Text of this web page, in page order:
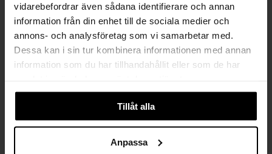
vidarebefordrar även sådana identifierare och annan
information från din enhet till de sociala medier och
annons- och analysföretag som vi samarbetar med.
Dessa kan i sin tur kombinera informationen med annan
information som du har tillhandahållit eller som de har
Tillåt alla
Anpassa
Håll dig uppdaterad
PRENUMERERA PÅ VÅRT NYHETSBREV
Kvinna Man
PRENUMERERA
HANDLA TRYGGT OCH SMIDIGT